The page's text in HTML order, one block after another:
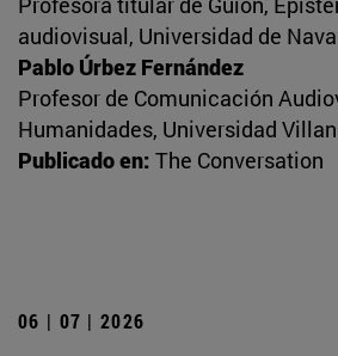
audiovisual, Universidad de
Pablo Úrbez Fernández
Profesor de Comunicación
Humanidades, Universidad
Publicado en: The Conversation
06 | 07 | 2026